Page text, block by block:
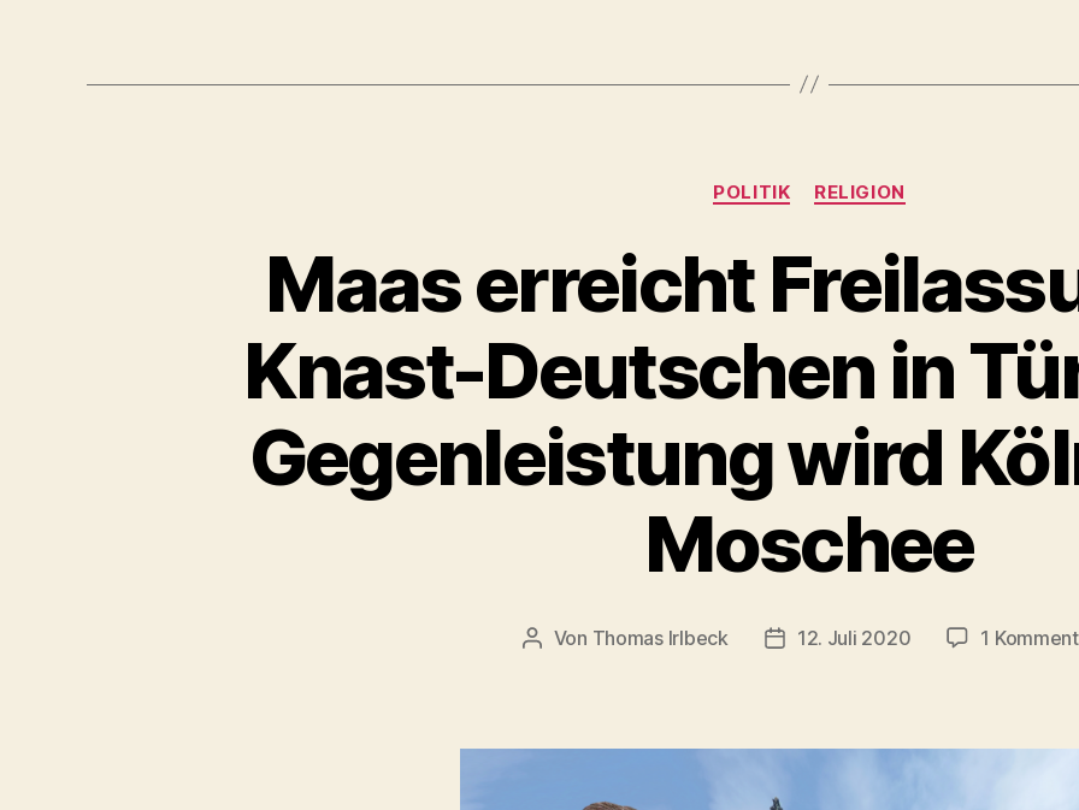
Kategorien
POLITIK RELIGION
Maas erreicht
Knast-Deutschen in
Gegenleistung wird
Moschee
Beitragsautor
Von Thomas Irlbeck Veröffentlichungsdatum
12. Juli 2020 1